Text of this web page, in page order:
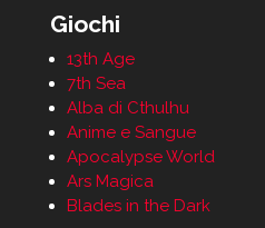
Giochi
13th Age
7th Sea
Alba di Cthulhu
Anime e Sangue
Apocalypse World
Ars Magica
Blades in the Dark